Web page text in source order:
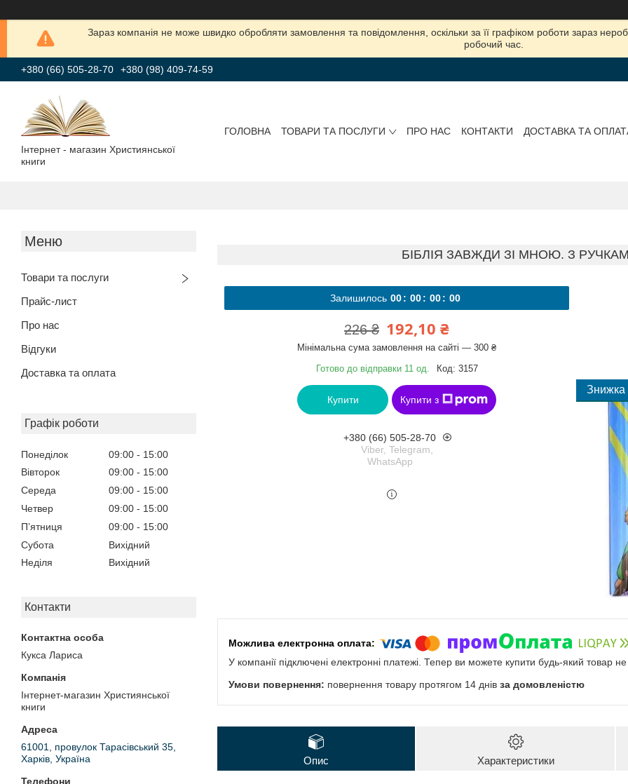
Зараз компанія не може швидко обробляти замовлення та повідомлення, оскільки за її графіком роботи зараз
робочий час.
+380 (66) 505-28-70 +380 (98) 409-74-59
Інтернет - магазин Християнської
книги
ГОЛОВНА ТОВАРИ ТА ПОСЛУГИ ПРО НАС КОНТАКТИ ДОСТАВКА ТА
Товари та послуги
Прайс-лист
Про нас
Відгуки
Доставка та оплата
Графік роботи
Понеділок 09:00
15:00
Вівторок
09:00
15:00
Середа
09:00
15:00
Четвер
09:00
15:00
Пʼятниця
09:00
15:00
Субота
Вихідний
Неділя
Вихідний
Контакти
Кукса Лариса
Інтернет-магазин Християнської
книги
61001, провулок Тарасівський 35,
Харків, Україна
БІБЛІЯ ЗАВЖДИ ЗІ МНОЮ. З
Залишилось 00 00 00 00
226 ₴ 192,10 ₴
Мінімальна сума замовлення на сайті — 300 ₴
Готово до відправки 11 од.
Код: 3157
Купити Купити з
+380 (66) 505-28-70
Viber, Telegram,
WhatsApp
У компанії підключені електронні платежі. Тепер ви можете купити будь-який товар
повернення товару протягом 14 днів за домовленістю
Опис Характеристики